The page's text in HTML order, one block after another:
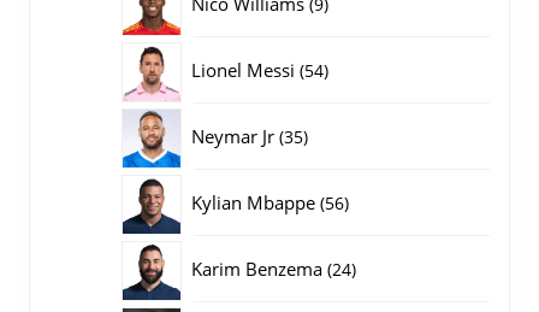
Lionel Messi 5454
Neymar Jr 3535
Kylian Mbappe 5656
Karim Benzema 2424